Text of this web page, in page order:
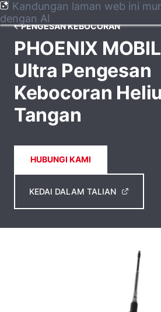
Kandungan laman web ini
dengan AI
PENGESAN KEBOCORAN
PHOENIX
Ultra Pengesan
Kebocoran
Tangan
HUBUNGI KAMI
KEDAI DALAM TALIAN